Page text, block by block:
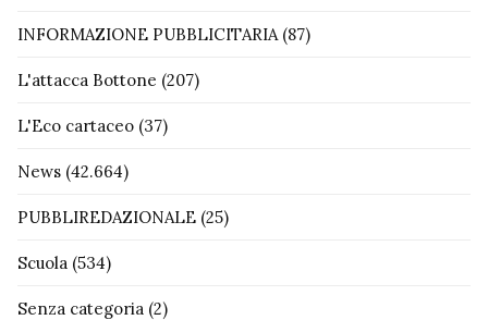
INFORMAZIONE PUBBLICITARIA (87)
L'attacca Bottone (207)
L'Eco cartaceo (37)
News (42.664)
PUBBLIREDAZIONALE (25)
Scuola (534)
Senza categoria (2)